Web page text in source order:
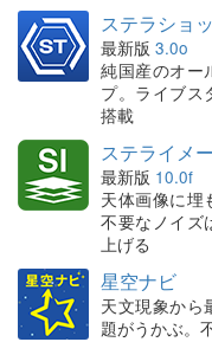
ステラショ
最新版 3.0o
純国産のオー
プ。ライブス
搭載
ステライメ
最新版 10.0f
天体画像に埋
不要なノイズ
上げる
星空ナビ
天文現象から
題がうかぶ。